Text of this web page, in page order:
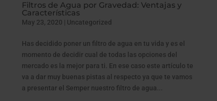
Filtros de Agua por Gravedad: Ventajas y
Características
May 23, 2020 | Uncategorized
Has decidido poner un filtro de agua en tu vida y es el
momento de decidir cual de todas las opciones del
mercado es la mejor para ti. En ese caso este artículo te
va a dar muy buenas pistas al respecto ya que te vamos
a presentar el Semper nuestro filtro de agua...